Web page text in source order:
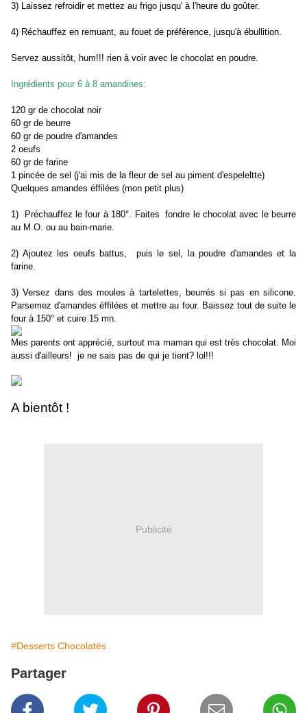
3) Laissez refroidir et mettez au frigo jusqu' à l'heure du goûter.
4) Réchauffez en remuant, au fouet de préférence, jusqu'à ébullition.
Servez aussitôt, hum!!! rien à voir avec le chocolat en poudre.
Ingrédients pour 6 à 8 amandines:
120 gr de chocolat noir
60 gr de beurre
60 gr de poudre d'amandes
2 oeufs
60 gr de farine
1 pincée de sel (j'ai mis de la fleur de sel au piment d'espeleltte)
Quelques amandes éffilées (mon petit plus)
1) Préchauffez le four à 180°. Faites fondre le chocolat avec le beurre
au M.O. ou au bain-marie.
2) Ajoutez les oeufs battus, puis le sel, la poudre d'amandes et la
farine.
3) Versez dans des moules à tartelettes, beurrés si pas en silicone.
Parsemez d'amandes éffilées et mettre au four. Baissez tout de suite le
four à 150° et cuire 15 mn.
Mes parents ont apprécié, surtout ma maman qui est très chocolat. Moi
aussi d'ailleurs! je ne sais pas de qui je tient? lol!!!
A bientôt !
Publicité
#Desserts Chocolatés
Partager